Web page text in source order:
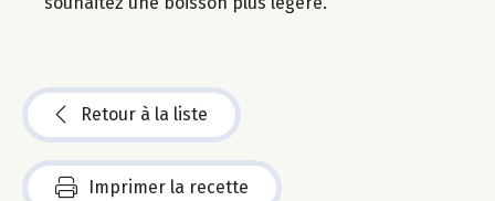
Retour à la liste
Imprimer la recette